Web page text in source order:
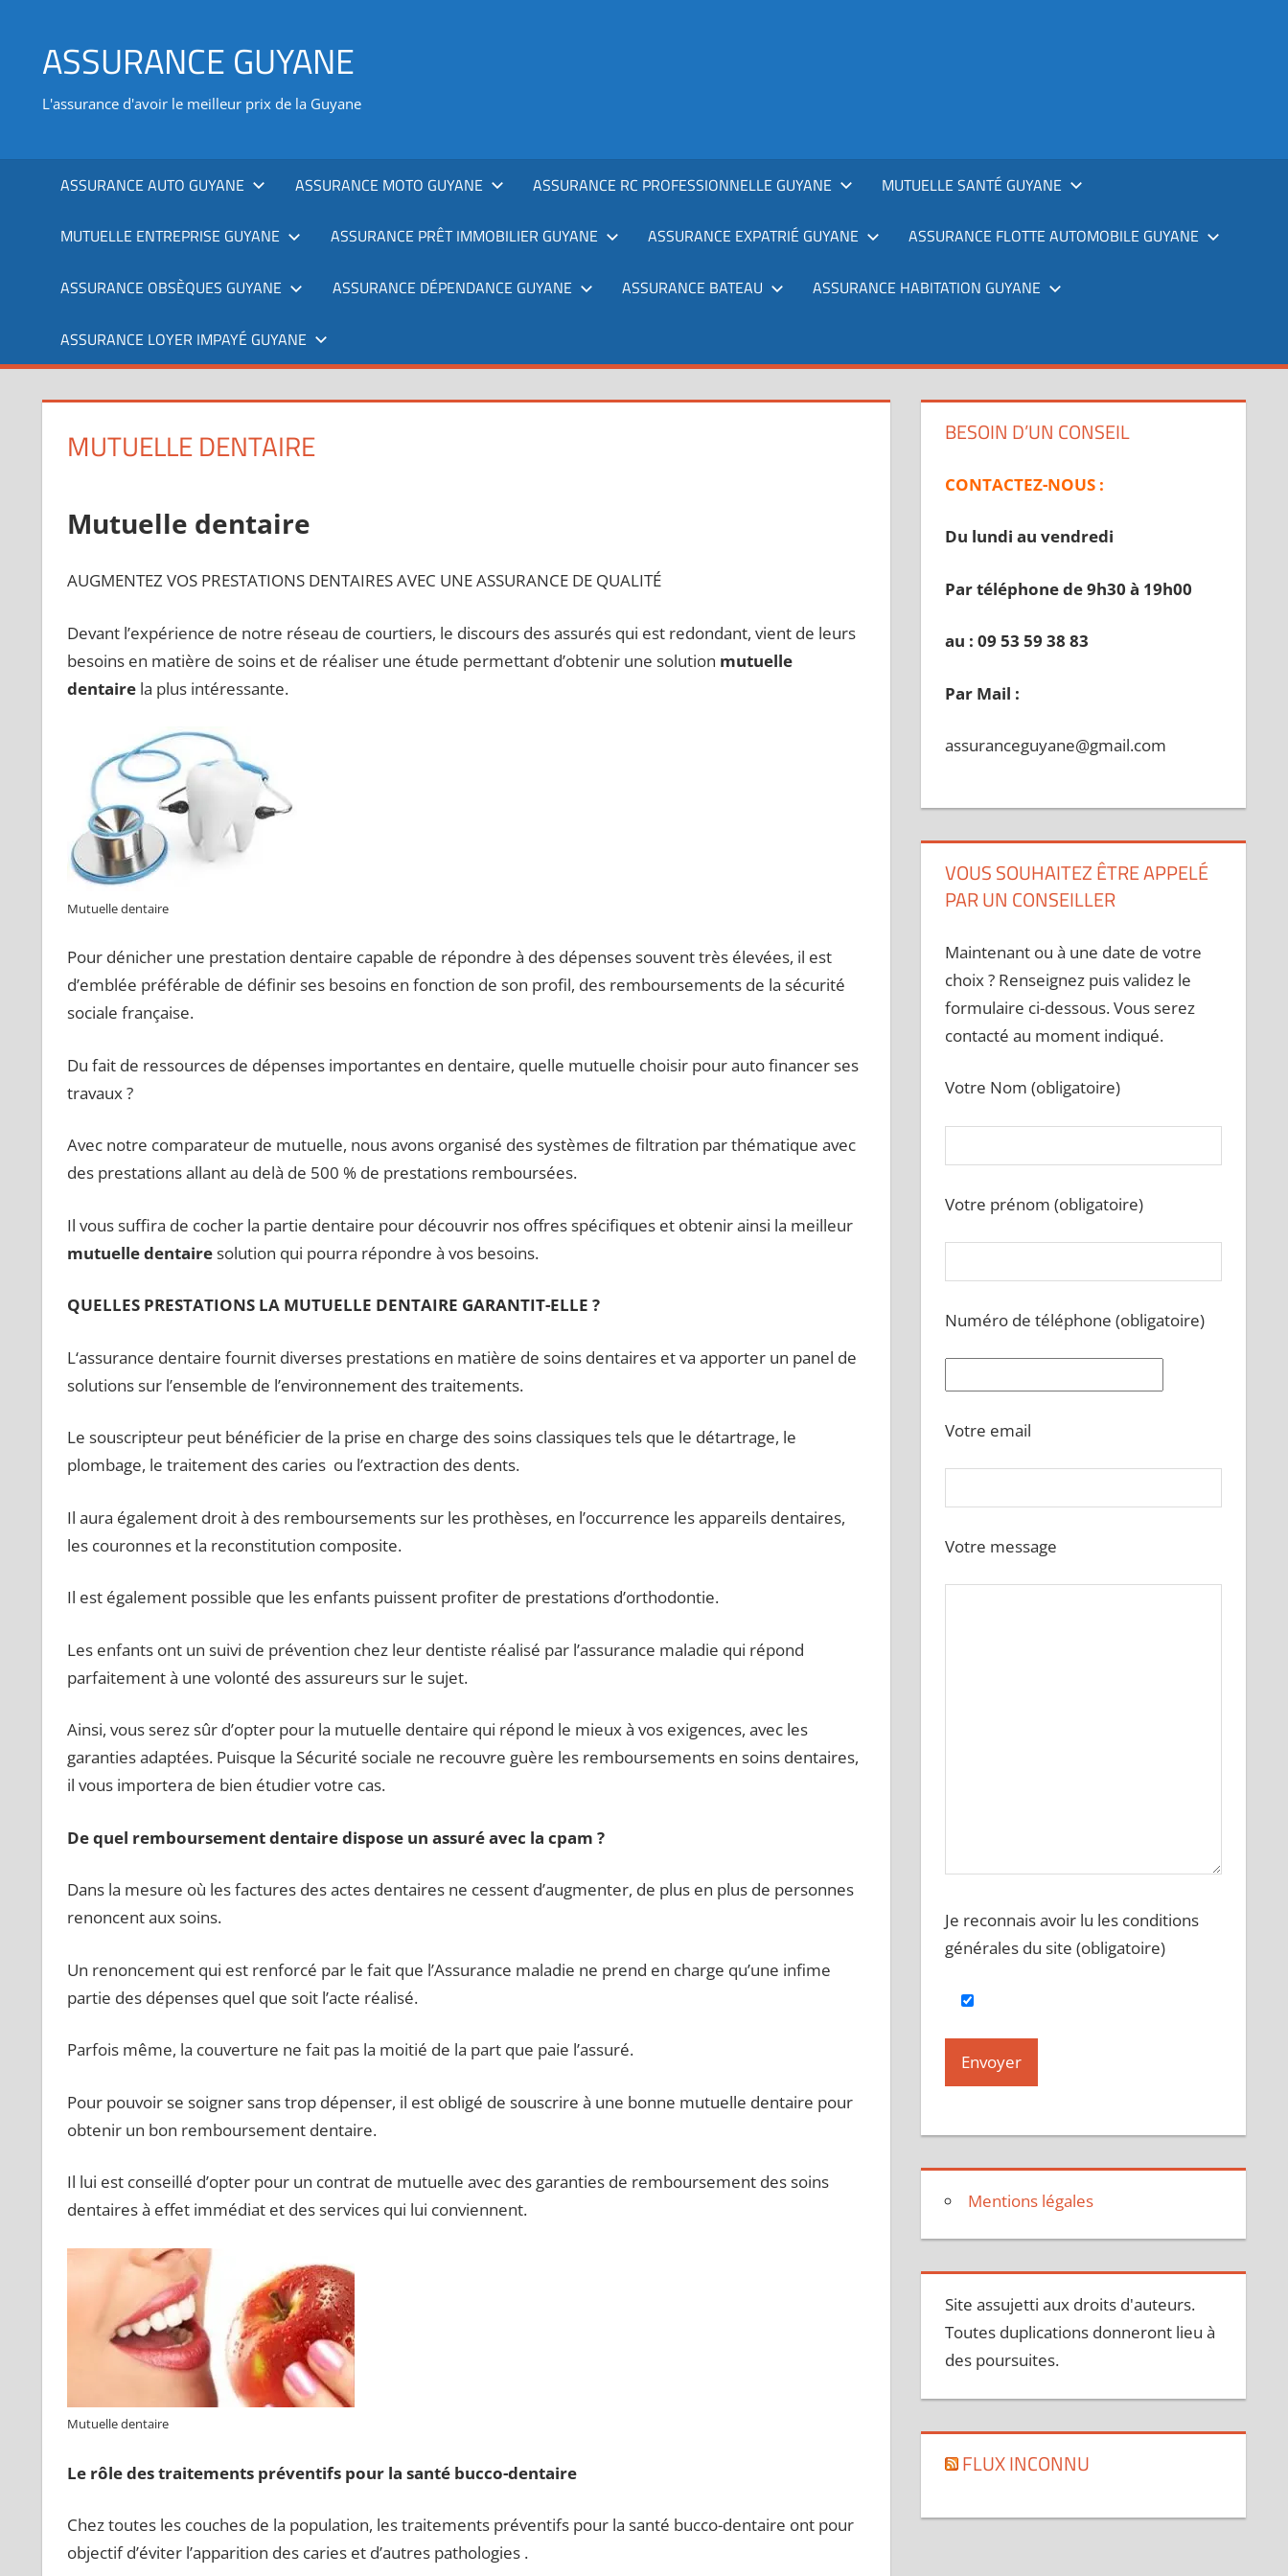
contenuASSURANCE GUYANE
L'assurance d'avoir le meilleur prix de la Guyane
ASSURANCE AUTO GUYANE ASSURANCE MOTO GUYANE ASSURANCE RC PROFESSIONNELLE GUYANE MUTUELLE SANTÉ GUYANE
MUTUELLE ENTREPRISE GUYANE ASSURANCE PRÊT IMMOBILIER GUYANE ASSURANCE EXPATRIÉ GUYANE ASSURANCE FLOTTE AUTOMOBILE GUYANE
ASSURANCE OBSÈQUES GUYANE ASSURANCE DÉPENDANCE GUYANE ASSURANCE BATEAU ASSURANCE HABITATION GUYANE
ASSURANCE LOYER IMPAYÉ GUYANE
MUTUELLE DENTAIRE
Mutuelle dentaire
AUGMENTEZ VOS PRESTATIONS DENTAIRES AVEC UNE ASSURANCE DE QUALITÉ
Devant l’expérience de notre réseau de courtiers, le discours des assurés qui est redondant, vient de leurs
besoins en matière de soins et de réaliser une étude permettant d’obtenir une solution mutuelle
dentairela plus intéressante.
Mutuelle dentaire
Pour dénicher une prestation dentaire capable de répondre à des dépenses souvent très élevées, il est
d’emblée préférable de définir ses besoins en fonction de son profil, des remboursements de la sécurité
sociale française.
Du fait de ressources de dépenses importantes en dentaire, quelle mutuelle choisir pour auto financer ses
travaux ?
Avec notre comparateur de mutuelle, nous avons organisé des systèmes de filtration par thématique avec
des prestations allant au delà de 500 % de prestations remboursées.
Il vous suffira de cocher la partie dentaire pour découvrir nos offres spécifiques et obtenir ainsi la meilleur
mutuelle dentairesolution qui pourra répondre à vos besoins.
QUELLES PRESTATIONS LA MUTUELLE DENTAIRE GARANTIT-ELLE ?
L‘assurance dentaire fournit diverses prestations en matière de soins dentaires et va apporter un panel de
solutions sur l’ensemble de l’environnement des traitements.
Le souscripteur peut bénéficier de la prise en charge des soins classiques tels que le détartrage, le
plombage, le traitement des caries ou l’extraction des dents.
Il aura également droit à des remboursements sur les prothèses, en l’occurrence les appareils dentaires,
les couronnes et la reconstitution composite.
Il est également possible que les enfants puissent profiter de prestations d’orthodontie.
Les enfants ont un suivi de prévention chez leur dentiste réalisé par l’assurance maladie qui répond
parfaitement à une volonté des assureurs sur le sujet.
Ainsi, vous serez sûr d’opter pour la mutuelle dentaire qui répond le mieux à vos exigences, avec les
garanties adaptées. Puisque la Sécurité sociale ne recouvre guère les remboursements en soins dentaires,
il vous importera de bien étudier votre cas.
De quel remboursement dentaire dispose un assuré avec la cpam ?
Dans la mesure où les factures des actes dentaires ne cessent d’augmenter, de plus en plus de personnes
renoncent aux soins.
Un renoncement qui est renforcé par le fait que l’Assurance maladie ne prend en charge qu’une infime
partie des dépenses quel que soit l’acte réalisé.
Parfois même, la couverture ne fait pas la moitié de la part que paie l’assuré.
Pour pouvoir se soigner sans trop dépenser, il est obligé de souscrire à une bonne mutuelle dentaire pour
obtenir un bon remboursement dentaire.
Il lui est conseillé d’opter pour un contrat de mutuelle avec des garanties de remboursement des soins
dentaires à effet immédiat et des services qui lui conviennent.
Mutuelle dentaire
Le rôle des traitements préventifs pour la santé bucco-dentaire
Chez toutes les couches de la population, les traitements préventifs pour la santé bucco-dentaire ont pour
objectif d’éviter l’apparition des caries et d’autres pathologies .
BESOIN D’UN CONSEIL
CONTACTEZ-NOUS :
Du lundi au vendredi
Par téléphone de 9h30 à 19h00
au : 09 53 59 38 83
Par Mail :
assuranceguyane@gmail.com
VOUS SOUHAITEZ ÊTRE APPELÉ
PAR UN CONSEILLER
Maintenant ou à une date de votre
choix ? Renseignez puis validez le
formulaire ci-dessous. Vous serez
contacté au moment indiqué.
Votre Nom (obligatoire)
Votre prénom (obligatoire)
Numéro de téléphone (obligatoire)
Votre email
Votre message
Je reconnais avoir lu les conditions
générales du site (obligatoire)
Mentions légales
Site assujetti aux droits d'auteurs.
Toutes duplications donneront lieu à
des poursuites.
FLUX INCONNU